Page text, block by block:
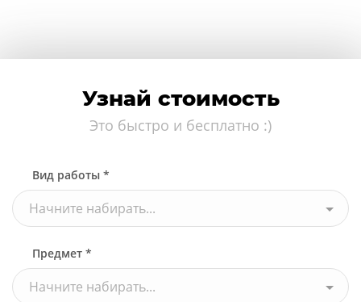
Узнай стоимость
Это быстро и бесплатно :)
Вид работы *
Начните набирать...
Предмет *
Начните набирать...